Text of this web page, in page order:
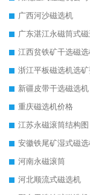
广西河沙磁选机
广东湛江永磁筒式
江西贫铁矿干选磁
浙江平板磁选机选
新疆皮带干选磁选机
重庆磁选机价格
江苏永磁滚筒结构图
安徽铁尾矿湿式磁
河南永磁滚筒
河北顺流式磁选机